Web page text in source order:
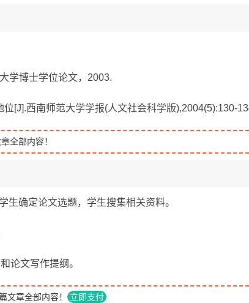
学博士学位论文，2003.
[J].西南师范大学学报(人文社会科学版),2004(5):130-
全部内容！
生确定论文选题，学生搜集相关资料。
论文写作提纲。
文章全部内容！ 立即支付